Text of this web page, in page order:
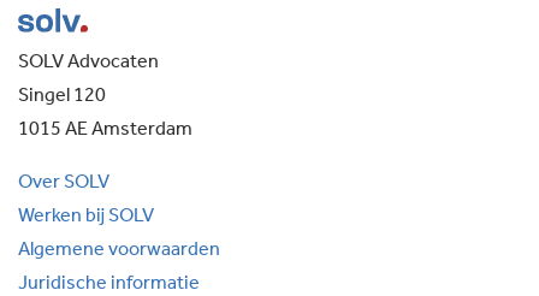
SOLV Advocaten
Singel 120
1015 AE Amsterdam
Over SOLV
Werken bij SOLV
Algemene voorwaarden
Juridische informatie